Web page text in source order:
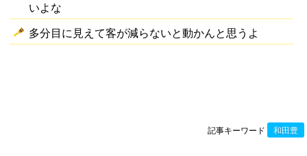
いよな
多分目に見えて客が減らないと動かんと思うよ
記事キーワード 和田豊